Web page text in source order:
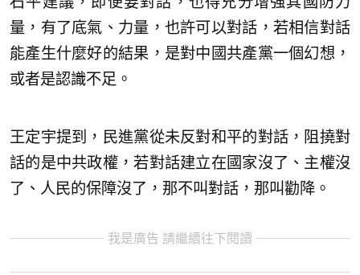
量，有了底氣、力量，也許可以對話，若相信對話
能產生什麼好的結果，是對中國共產黨一個幻想，
或者是認識不足。
王定宇提到，民進黨從未反對和平的對話，阻撓對
話的是中共政權，若對話建立在國家沒了、主權沒
了、人民的保障沒了，那不叫對話，那叫勸降。
我是廣告 請繼續往下閱讀